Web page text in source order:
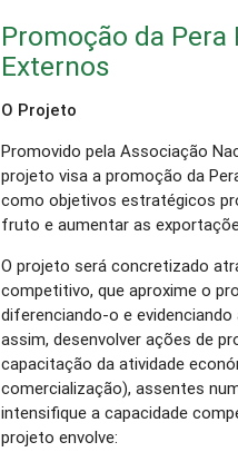
Promoção da
Externos
O Projeto
Promovido pela Associação
projeto visa a promoção da
como objetivos estratégicos
fruto e aumentar as
O projeto será concretizado
competitivo, que aproxime o
diferenciando-o e
assim, desenvolver ações de
capacitação da atividade
comercialização), assentes
intensifique a capacidade
projeto envolve: